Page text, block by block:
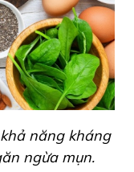
năng kháng
ngừa mụn.